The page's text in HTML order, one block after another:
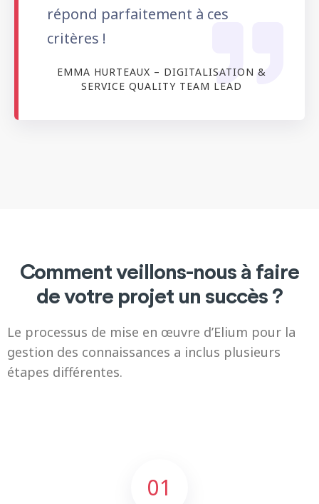
répond parfaitement à ces
critères !
EMMA HURTEAUX – DIGITALISATION &
SERVICE QUALITY TEAM LEAD
Comment veillons-nous à faire
de votre projet un succès ?
Le processus de mise en œuvre d’Elium pour la
gestion des connaissances a inclus plusieurs
étapes différentes.
01